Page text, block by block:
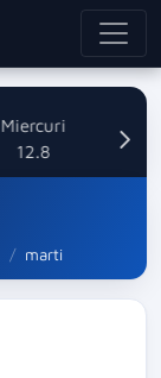
Miercuri
12.8
marti